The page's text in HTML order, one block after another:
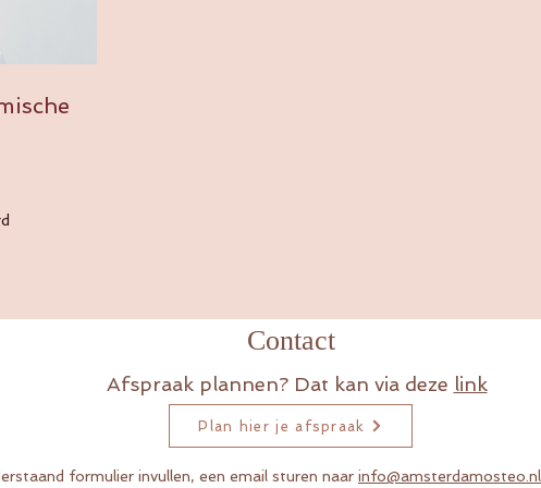
Contact
Afspraak plannen? Dat kan via deze link
Plan hier je afspraak
formulier invullen, een email sturen naar info@amsterdamosteo.nl